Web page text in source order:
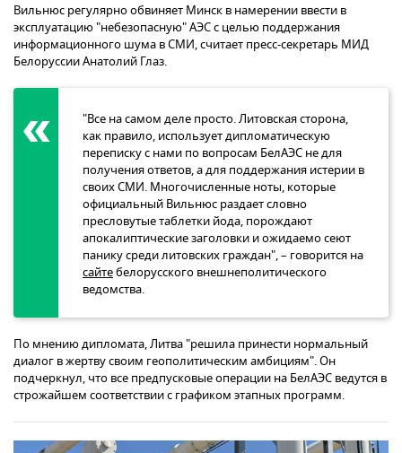
Вильнюс регулярно обвиняет Минск в намерении ввести в
эксплуатацию "небезопасную" АЭС с целью поддержания
информационного шума в СМИ, считает пресс-секретарь МИД
Белоруссии Анатолий Глаз.
"Все на самом деле просто. Литовская сторона,
как правило, использует дипломатическую
переписку с нами по вопросам БелАЭС не для
получения ответов, а для поддержания истерии в
своих СМИ. Многочисленные ноты, которые
официальный Вильнюс раздает словно
пресловутые таблетки йода, порождают
апокалиптические заголовки и ожидаемо сеют
панику среди литовских граждан", – говорится на
сайтебелорусского внешнеполитического
ведомства.
По мнению дипломата, Литва "решила принести нормальный
диалог в жертву своим геополитическим амбициям". Он
подчеркнул, что все предпусковые операции на БелАЭС ведутся в
строжайшем соответствии с графиком этапных программ.